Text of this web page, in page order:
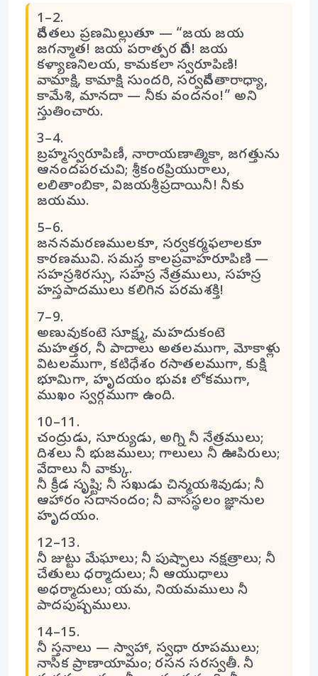
1–2.
దేవతలు ప్రణమిల్లుతూ — “జయ జయ
జగన్మాత! జయ పరాత్పర దేవి! జయ
కళ్యాణనిలయ, కామకలా స్వరూపిణి!
వామాక్షి, కామాక్షి సుందరి, సర్వదేవతారాధ్యా,
కామేశి, మానదా — నీకు వందనం!” అని
స్తుతించారు.
3–4.
బ్రహ్మస్వరూపిణీ, నారాయణాత్మికా, జగత్తును
ఆనందపరచువి; శ్రీకంఠప్రియురాలు,
లలితాంబికా, విజయశ్రీప్రదాయినీ! నీకు
జయము.
5–6.
జననమరణములకూ, సర్వకర్మఫలాలకూ
కారణమువి. సమస్త కాలప్రవాహరూపిణి —
సహస్రశిరస్సు, సహస్ర నేత్రములు, సహస్ర
హస్తపాదములు కలిగిన పరమశక్తి!
7–9.
అణువుకంటె సూక్ష్మ, మహదుకంటె
మహత్తర, నీ పాదాలు అతలముగా, మోకాళ్లు
విటలముగా, కటిధేశం రసాతలముగా, కుక్షి
భూమిగా, హృదయం భువః లోకముగా,
ముఖం స్వర్గముగా ఉంది.
10–11.
చంద్రుడు, సూర్యుడు, అగ్ని నీ నేత్రములు;
దిశలు నీ భుజములు; గాలులు నీ ఊపిరులు;
వేదాలు నీ వాక్కు.
నీ క్రీడ సృష్టి; నీ సఖుడు చిన్మయశివుడు; నీ
ఆహారం సదానందం; నీ వాసస్థలం జ్ఞానుల
హృదయం.
12–13.
నీ జుట్టు మేఘాలు; నీ పుష్పాలు నక్షత్రాలు; నీ
చేతులు ధర్మాదులు; నీ ఆయుధాలు
అధర్మాదులు; యమ, నియమములు నీ
పాదపుష్పములు.
14–15.
నీ స్తనాలు — స్వాహా, స్వధా రూపములు;
నాసిక ప్రాణాయామం; రసన సరస్వతీ. నీ